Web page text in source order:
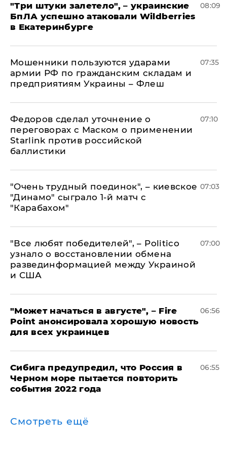
"Три штуки залетело", – украинские
БпЛА успешно атаковали Wildberries
в Екатеринбурге
08:09
Мошенники пользуются ударами
армии РФ по гражданским складам и
предприятиям Украины – Флеш
07:35
Федоров сделал уточнение о
переговорах с Маском о применении
Starlink против российской
баллистики
07:10
"Очень трудный поединок", – киевское
"Динамо" сыграло 1-й матч с
"Карабахом"
07:03
​"Все любят победителей", – Politico
узнало о восстановлении обмена
развединформацией между Украиной
и США
07:00
"Может начаться в августе", – Fire
Point анонсировала хорошую новость
для всех украинцев
06:56
Сибига предупредил, что Россия в
Черном море пытается повторить
события 2022 года
06:55
Смотреть ещё